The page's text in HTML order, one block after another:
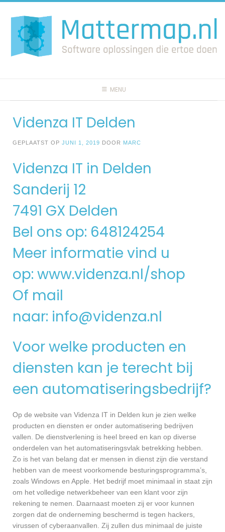
naar
inhoud
MENU
Videnza IT Delden
GEPLAATST OP JUNI 1, 2019 DOOR MARC
Videnza IT in Delden
Sanderij 12
7491 GX Delden
Bel ons op: 648124254
Meer informatie vind u
op: www.videnza.nl/shop
Of mail
naar: info@videnza.nl
Voor welke producten en
diensten kan je terecht bij
een automatiseringsbedrijf?
Op de website van Videnza IT in Delden kun je zien welke
producten en diensten er onder automatisering bedrijven
vallen. De dienstverlening is heel breed en kan op diverse
onderdelen van het automatiseringsvlak betrekking hebben.
Zo is het van belang dat er mensen in dienst zijn die verstand
hebben van de meest voorkomende besturingsprogramma’s,
zoals Windows en Apple. Het bedrijf moet minimaal in staat zijn
om het volledige netwerkbeheer van een klant voor zijn
rekening te nemen. Daarnaast moeten zij er voor kunnen
zorgen dat de onderneming beschermd is tegen hackers,
virussen of cyberaanvallen. Zij zullen dus minimaal de juiste